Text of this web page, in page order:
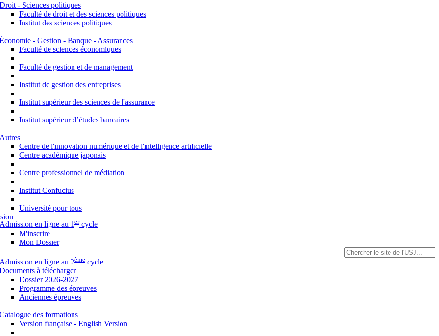
Droit - Sciences politiques
Faculté de droit et des sciences politiques
Institut des sciences politiques
Économie - Gestion - Banque - Assurances
Faculté de sciences économiques
Faculté de gestion et de management
Institut de gestion des entreprises
Institut supérieur des sciences de l'assurance
Institut supérieur d’études bancaires
Autres
Centre de l'innovation numérique et de l'intelligence artificielle
Centre académique japonais
Centre professionnel de médiation
Institut Confucius
Université pour tous
Admission en ligne au 1ercycle
M'inscrire
Mon Dossier
Admission en ligne au 2ème cycle
Documents à télécharger
Dossier 2026-2027
Programme des épreuves
Anciennes épreuves
Catalogue des formations
Version française - English Version